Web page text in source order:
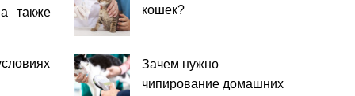
также
кошек?
Зачем нужно
чипирование домашних